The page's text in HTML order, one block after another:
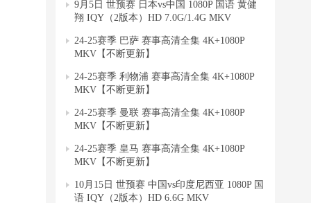
9月5日 世预赛 日本vs中国 1080P 国语 黄健
翔 IQY（2版本）HD 7.0G/1.4G MKV
24-25赛季 巴萨 赛事高清全集 4K+1080P
MKV【不断更新】
24-25赛季 利物浦 赛事高清全集 4K+1080P
MKV【不断更新】
24-25赛季 曼联 赛事高清全集 4K+1080P
MKV【不断更新】
24-25赛季 皇马 赛事高清全集 4K+1080P
MKV【不断更新】
10月15日 世预赛 中国vs印度尼西亚 1080P 国
语 IQY（2版本）HD 6.6G MKV